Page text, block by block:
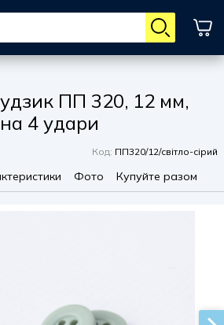
ПП 320, 12 мм,
на 4 удари
Код: ПП320/12/світло-сірий
Фото Купуйте разом